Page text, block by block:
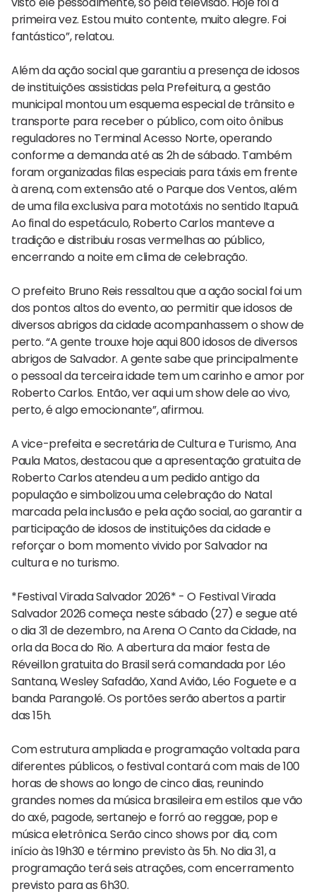
primeira vez. Estou muito contente, muito alegre. Foi
fantástico”, relatou.
Além da ação social que garantiu a presença de idosos
de instituições assistidas pela Prefeitura, a gestão
municipal montou um esquema especial de trânsito e
transporte para receber o público, com oito ônibus
reguladores no Terminal Acesso Norte, operando
conforme a demanda até as 2h de sábado. Também
foram organizadas filas especiais para táxis em frente
à arena, com extensão até o Parque dos Ventos, além
de uma fila exclusiva para mototáxis no sentido Itapuã.
Ao final do espetáculo, Roberto Carlos manteve a
tradição e distribuiu rosas vermelhas ao público,
encerrando a noite em clima de celebração.
O prefeito Bruno Reis ressaltou que a ação social foi um
dos pontos altos do evento, ao permitir que idosos de
diversos abrigos da cidade acompanhassem o show de
perto. “A gente trouxe hoje aqui 800 idosos de diversos
abrigos de Salvador. A gente sabe que principalmente
o pessoal da terceira idade tem um carinho e amor por
Roberto Carlos. Então, ver aqui um show dele ao vivo,
perto, é algo emocionante”, afirmou.
A vice-prefeita e secretária de Cultura e Turismo, Ana
Paula Matos, destacou que a apresentação gratuita de
Roberto Carlos atendeu a um pedido antigo da
população e simbolizou uma celebração do Natal
marcada pela inclusão e pela ação social, ao garantir a
participação de idosos de instituições da cidade e
reforçar o bom momento vivido por Salvador na
cultura e no turismo.
*Festival Virada Salvador 2026* - O Festival Virada
Salvador 2026 começa neste sábado (27) e segue até
o dia 31 de dezembro, na Arena O Canto da Cidade, na
orla da Boca do Rio. A abertura da maior festa de
Réveillon gratuita do Brasil será comandada por Léo
Santana, Wesley Safadão, Xand Avião, Léo Foguete e a
banda Parangolé. Os portões serão abertos a partir
das 15h.
Com estrutura ampliada e programação voltada para
diferentes públicos, o festival contará com mais de 100
horas de shows ao longo de cinco dias, reunindo
grandes nomes da música brasileira em estilos que vão
do axé, pagode, sertanejo e forró ao reggae, pop e
música eletrônica. Serão cinco shows por dia, com
início às 19h30 e término previsto às 5h. No dia 31, a
programação terá seis atrações, com encerramento
previsto para as 6h30.